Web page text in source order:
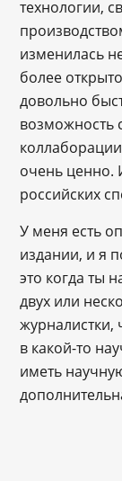
технологии,
изменилась
более
довольно
возможность
очень ценно.
российских
У меня есть
издании, и я
это когда ты
двух или
журналистки,
в какой-то
иметь